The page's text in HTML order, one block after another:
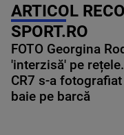
ARTICOL
SPORT.RO
FOTO Georgina
'interzisă' pe
CR7 s-a
baie pe barcă